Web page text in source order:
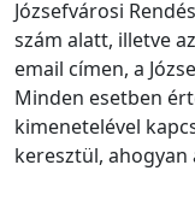
Józsefvárosi
szám alatt, illetve
email címen, a
Minden esetben
kimenetelével
keresztül,